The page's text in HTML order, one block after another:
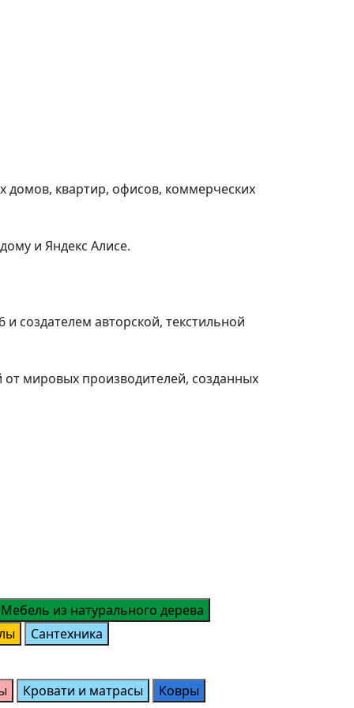
домов, квартир, офисов, коммерческих
и Яндекс Алисе.
создателем авторской, текстильной
мировых производителей, созданных
Мебель из натурального дерева
Сантехника
Кровати и матрасы
Ковры